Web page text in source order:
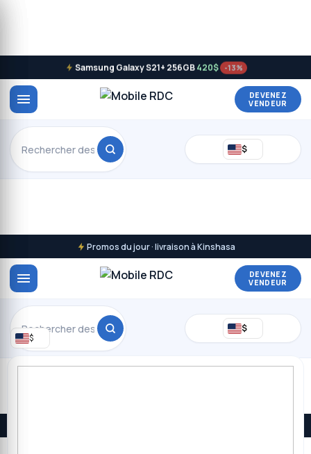
Samsung Galaxy S21+ 256GB 420$ -13%
DEVENEZ
VENDEUR
$
Promos du jour · livraison à Kinshasa
DEVENEZ
VENDEUR
$
Rechercher
$